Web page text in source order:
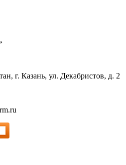
г. Казань, ул. Декабристов, д. 2